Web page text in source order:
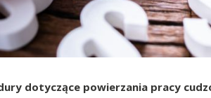
dotyczące powierzania pracy